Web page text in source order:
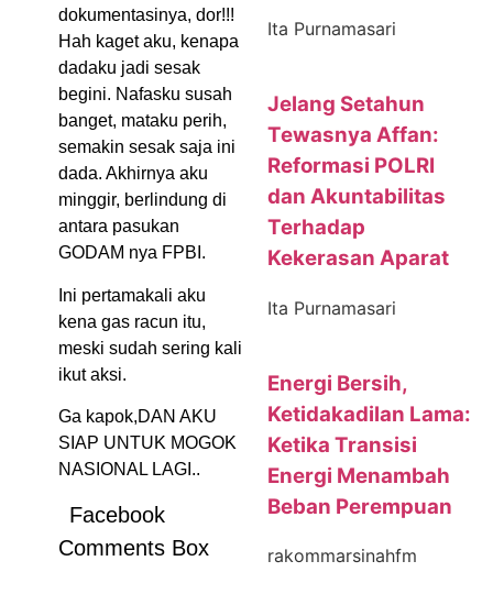
dokumentasinya, dor!!!
Hah kaget aku, kenapa
dadaku jadi sesak
begini. Nafasku susah
banget, mataku perih,
semakin sesak saja ini
dada. Akhirnya aku
minggir, berlindung di
antara pasukan
GODAM nya FPBI.
Ini pertamakali aku
kena gas racun itu,
meski sudah sering kali
ikut aksi.
Ga kapok,DAN AKU
SIAP UNTUK MOGOK
NASIONAL LAGI..
Facebook
Comments Box
Ita Purnamasari
Jelang Setahun
Tewasnya Affan:
Reformasi POLRI
dan Akuntabilitas
Terhadap
Kekerasan Aparat
Ita Purnamasari
Energi Bersih,
Ketidakadilan Lama:
Ketika Transisi
Energi Menambah
Beban Perempuan
rakommarsinahfm